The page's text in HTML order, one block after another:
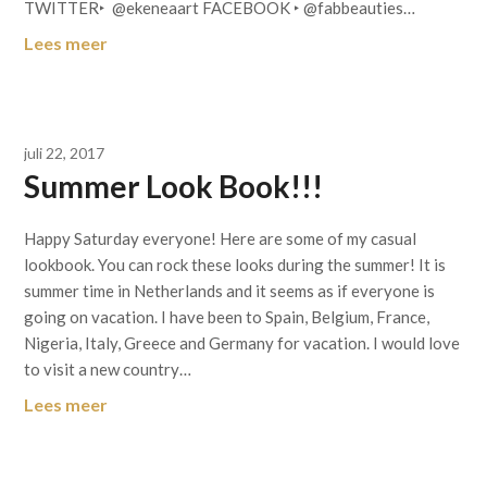
TWITTER‣ @ekeneaart FACEBOOK ‣ @fabbeauties…
Lees meer
juli 22, 2017
Summer Look Book!!!
Happy Saturday everyone! Here are some of my casual
lookbook. You can rock these looks during the summer! It is
summer time in Netherlands and it seems as if everyone is
going on vacation. I have been to Spain, Belgium, France,
Nigeria, Italy, Greece and Germany for vacation. I would love
to visit a new country…
Lees meer